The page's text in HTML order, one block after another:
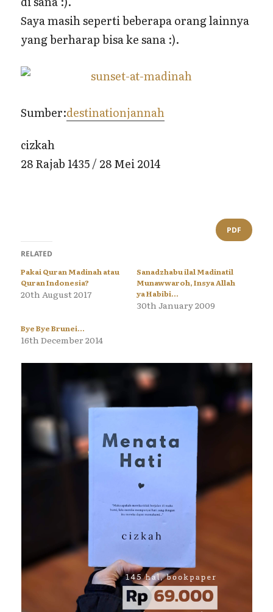
Saya masih seperti beberapa orang lainnya
yang berharap bisa ke sana :).
Sumber:destinationjannah
cizkah
28 Rajab 1435 / 28 Mei 2014
PDF
RELATED
Pakai Quran Madinah atau
Quran Indonesia?
20th August 2017
Sanadzhabu ilal Madinatil
Munawwaroh, Insya Allah
ya Habibi…
30th January 2009
Bye Bye Brunei…
16th December 2014